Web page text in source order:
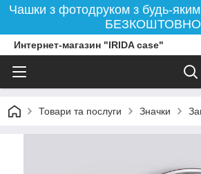
Чашки з фотодруком з будь-
Интернет-магазин "IRIDA case"
Товари та послуги Значки